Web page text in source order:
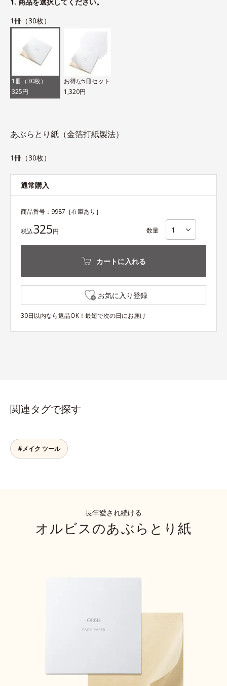
1冊（30枚）
1冊（30枚）
325円
お得な5冊セット
1,320円
あぶらとり紙（金箔打紙製法）
1冊（30枚）
通常購入
商品番号： 9987 ［在庫あり］
税込325円 数量
カートに入れる
お気に入り登録
30日以内なら返品OK！最短で次の日にお届け
関連タグで探す
#メイク ツール
長年愛され続ける
オルビスのあぶらとり紙